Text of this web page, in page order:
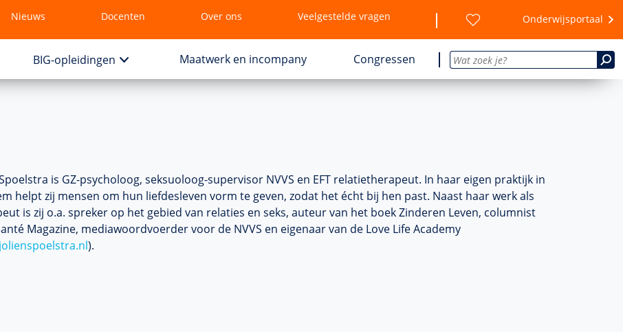
Nieuws Docenten Over ons Veelgestelde vragen Onderwijsportaal
BIG-opleidingen Maatwerk en incompany Congressen
is GZ-psycholoog, seksuoloog-supervisor NVVS en EFT relatietherapeut. In haar eigen praktijk in
helpt zij mensen om hun liefdesleven vorm te geven, zodat het écht bij hen past. Naast haar werk als
is zij o.a. spreker op het gebied van relaties en seks, auteur van het boek Zinderen Leven, columnist
Magazine, mediawoordvoerder voor de NVVS en eigenaar van de Love Life Academy
).